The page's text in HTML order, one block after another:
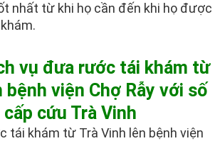
nhất từ khi họ cần đến khi họ được
vụ đưa rước tái khám từ
bệnh viện Chợ Rẫy với số
cứu Trà Vinh
tái khám từ Trà Vinh lên bệnh viện